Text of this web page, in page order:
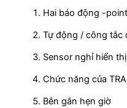
Hai báo động -
Tự động / công tắc
Sensor nghỉ hiển
Chức năng của
Bên gắn hẹn giờ